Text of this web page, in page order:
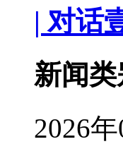
| 对话
新闻
2026